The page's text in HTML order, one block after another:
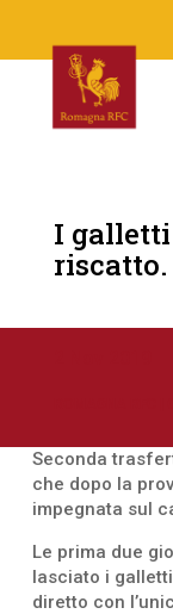
I
Seconda
che dopo la
impegnata sul
Le prima due
lasciato i
diretto con